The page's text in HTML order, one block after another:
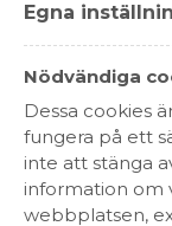
Catch &
Egna
Nödvändiga
Dessa cookies
fungera på ett
inte att stänga
information om
webbplatsen,